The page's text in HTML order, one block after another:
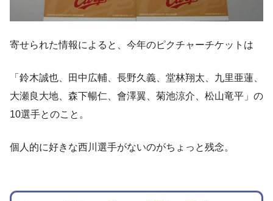
寄せられた情報によると、今年のピクチャーチケットは
「鈴木誠也、田中広輔、長野久義、堂林翔太、九里亜蓮、
大瀬良大地、森下暢仁、會澤翼、菊池涼介、松山竜平」の
10選手とのこと。
個人的に好きな西川選手がないのがちょっと残念。